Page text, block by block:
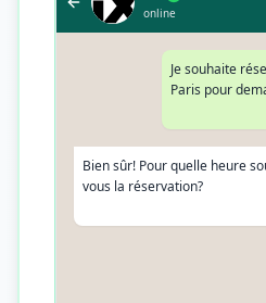
online
Je souhaite
Paris pour
Bien sûr! Pour quelle heure
vous la réservation?